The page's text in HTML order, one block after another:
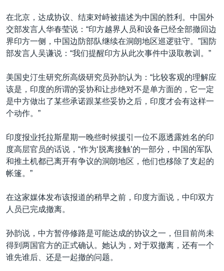
在北京，达成协议、结束对峙被描述为中国的胜利。中国外
交部发言人华春莹说：“印方越界人员和设备已经全部撤回边
界印方一侧，中国边防部队继续在洞朗地区巡逻驻守。”国防
部发言人吴谦说：“我们提醒印方从此次事件中汲取教训。”
美国史汀生研究所高级研究员孙韵认为：“比较客观的理解应
该是，印度的所谓的妥协和让步绝对不是单方面的，它一定
是中方做出了某些承诺跟某些妥协之后，印度才会有这样一
个动作。”
印度报业托拉斯星期一晚些时候援引一位不愿透露姓名的印
度高层官员的话说，“作为‘脱离接触’的一部分，中国的军队
和推土机都已离开有争议的洞朗地区，他们也移除了支起的
帐篷。”
在这家媒体发布该报道的稍早之前，印度方面说，中印双方
人员已完成撤离。
孙韵说，中方暂停修路是可能达成的协议之一，但目前尚未
得到两国官方的正式确认。她认为，对于双撤离，还有一个
谁先谁后、还是一起撤的问题。